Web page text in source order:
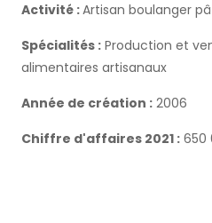
Activité :Artisan boulanger
Spécialités : Production et
alimentaires artisanaux
Année de création : 2006
Chiffre d'affaires 2021 : 650